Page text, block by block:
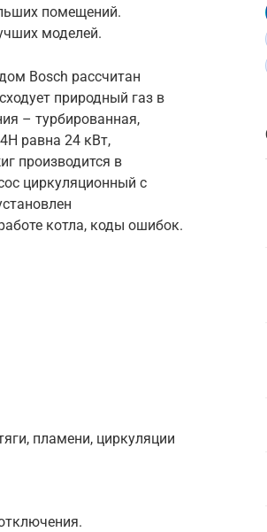
помещений.
моделей.
Bosch рассчитан
природный газ в
– турбированная,
равна 24 кВт,
производится в
циркуляционный с
котла, коды ошибок.
пламени, циркуляции